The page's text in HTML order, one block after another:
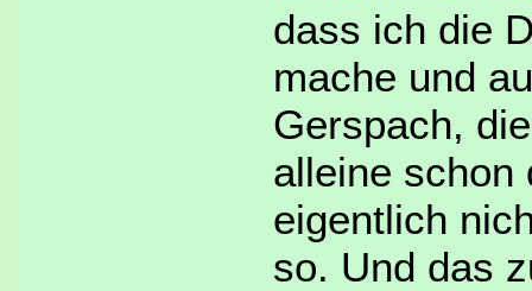
dass ich die
mache und
Gerspach,
alleine schon
eigentlich
so. Und das